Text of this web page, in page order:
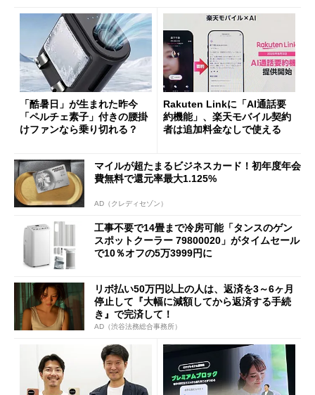
「酷暑日」が生まれた昨今
「ペルチェ素子」付きの腰掛
けファンなら乗り切れる？
Rakuten Linkに「AI通話要
約機能」、楽天モバイル契約
者は追加料金なしで使える
マイルが超たまるビジネスカード！初年度年会
費無料で還元率最大1.125%
AD（クレディセゾン）
工事不要で14畳まで冷房可能「タンスのゲン
スポットクーラー 79800020」がタイムセール
で10％オフの5万3999円に
リボ払い50万円以上の人は、返済を3～6ヶ月
停止して『大幅に減額してから返済する手続
き』で完済して！
AD（渋谷法務総合事務所）